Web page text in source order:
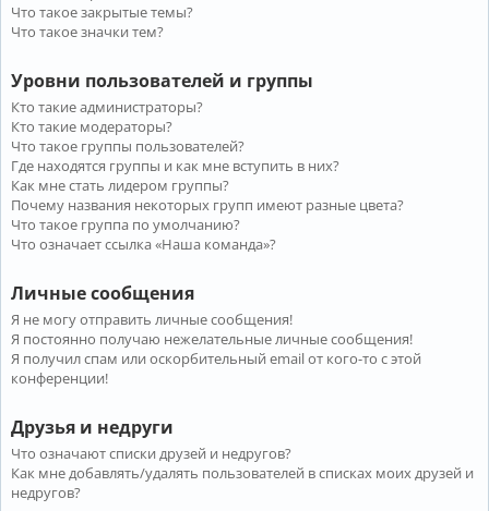
Что такое закрытые темы?
Что такое значки тем?
Уровни пользователей и группы
Кто такие администраторы?
Кто такие модераторы?
Что такое группы пользователей?
Где находятся группы и как мне вступить в них?
Как мне стать лидером группы?
Почему названия некоторых групп имеют разные цвета?
Что такое группа по умолчанию?
Что означает ссылка «Наша команда»?
Личные сообщения
Я не могу отправить личные сообщения!
Я постоянно получаю нежелательные личные сообщения!
Я получил спам или оскорбительный email от кого-то с этой
конференции!
Друзья и недруги
Что означают списки друзей и недругов?
Как мне добавлять/удалять пользователей в списках моих друзей и
недругов?